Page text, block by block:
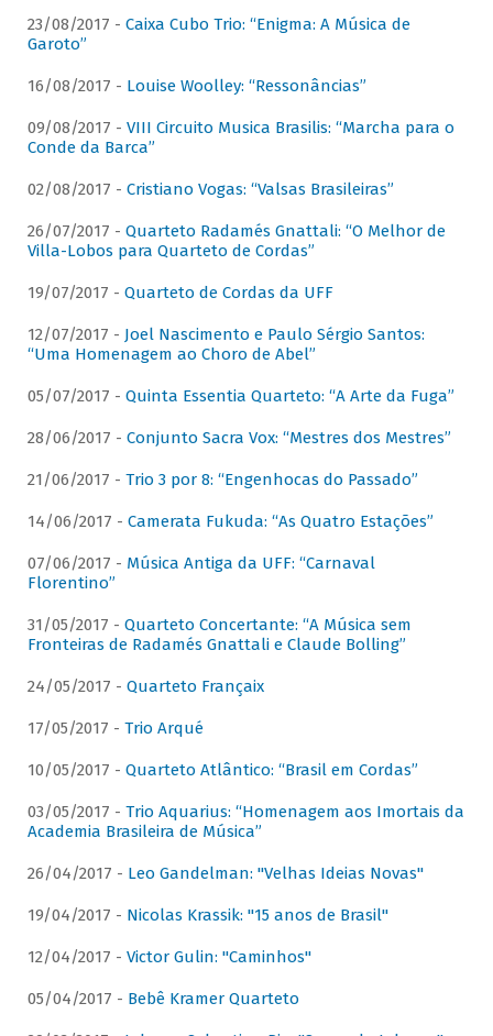
23/08/2017 - Caixa Cubo Trio: “Enigma: A Música de
Garoto”
16/08/2017 - Louise Woolley: “Ressonâncias”
09/08/2017 - VIII Circuito Musica Brasilis: “Marcha para o
Conde da Barca”
02/08/2017 - Cristiano Vogas: “Valsas Brasileiras”
26/07/2017 - Quarteto Radamés Gnattali: “O Melhor de
Villa-Lobos para Quarteto de Cordas”
19/07/2017 - Quarteto de Cordas da UFF
12/07/2017 - Joel Nascimento e Paulo Sérgio Santos:
“Uma Homenagem ao Choro de Abel”
05/07/2017 - Quinta Essentia Quarteto: “A Arte da Fuga”
28/06/2017 - Conjunto Sacra Vox: “Mestres dos Mestres”
21/06/2017 - Trio 3 por 8: “Engenhocas do Passado”
14/06/2017 - Camerata Fukuda: “As Quatro Estações”
07/06/2017 - Música Antiga da UFF: “Carnaval
Florentino”
31/05/2017 - Quarteto Concertante: “A Música sem
Fronteiras de Radamés Gnattali e Claude Bolling”
24/05/2017 - Quarteto Françaix
17/05/2017 - Trio Arqué
10/05/2017 - Quarteto Atlântico: “Brasil em Cordas”
03/05/2017 - Trio Aquarius: “Homenagem aos Imortais da
Academia Brasileira de Música”
26/04/2017 - Leo Gandelman: "Velhas Ideias Novas"
19/04/2017 - Nicolas Krassik: "15 anos de Brasil"
12/04/2017 - Victor Gulin: "Caminhos"
05/04/2017 - Bebê Kramer Quarteto